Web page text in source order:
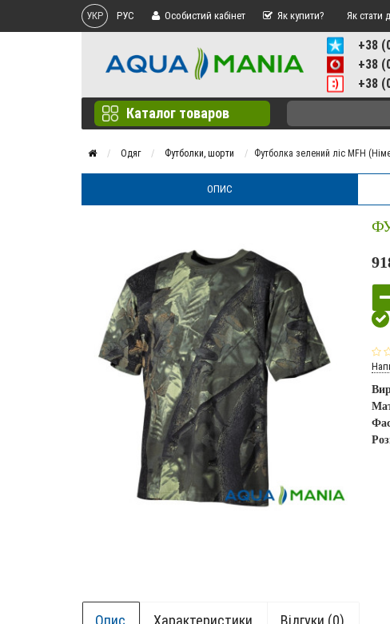
УКР РУС Особистий кабінет Як купити? Як стати
+38
+38
+38
Каталог товаров
Одяг Футболки, шорти Футболка зелений ліс MFH
ОПИС
Опис Характеристики Відгуки (0)